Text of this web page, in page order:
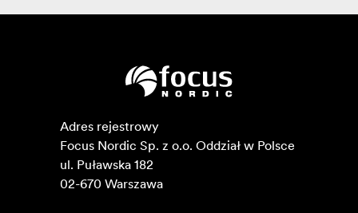
Adres rejestrowy
Focus Nordic Sp. z o.o. Oddział w Polsce
ul. Puławska 182
02-670 Warszawa